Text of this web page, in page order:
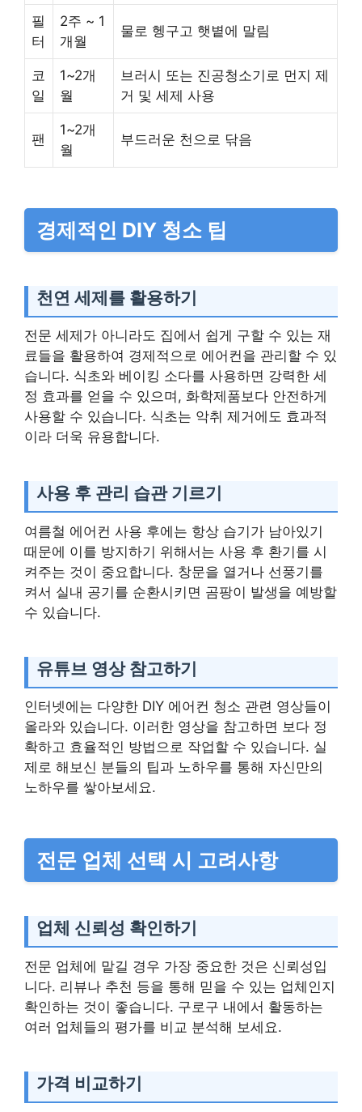
필
터
2주 ~ 1
개월
물로 헹구고 햇볕에 말림
코
일
1~2개
월
브러시 또는 진공청소기로 먼지 제
거 및 세제 사용
팬
1~2개
월
부드러운 천으로 닦음
경제적인 DIY 청소 팁
천연 세제를 활용하기
전문 세제가 아니라도 집에서 쉽게 구할 수 있는 재
료들을 활용하여 경제적으로 에어컨을 관리할 수 있
습니다. 식초와 베이킹 소다를 사용하면 강력한 세
정 효과를 얻을 수 있으며, 화학제품보다 안전하게
사용할 수 있습니다. 식초는 악취 제거에도 효과적
이라 더욱 유용합니다.
사용 후 관리 습관 기르기
여름철 에어컨 사용 후에는 항상 습기가 남아있기
때문에 이를 방지하기 위해서는 사용 후 환기를 시
켜주는 것이 중요합니다. 창문을 열거나 선풍기를
켜서 실내 공기를 순환시키면 곰팡이 발생을 예방할
수 있습니다.
유튜브 영상 참고하기
인터넷에는 다양한 DIY 에어컨 청소 관련 영상들이
올라와 있습니다. 이러한 영상을 참고하면 보다 정
확하고 효율적인 방법으로 작업할 수 있습니다. 실
제로 해보신 분들의 팁과 노하우를 통해 자신만의
노하우를 쌓아보세요.
전문 업체 선택 시 고려사항
업체 신뢰성 확인하기
전문 업체에 맡길 경우 가장 중요한 것은 신뢰성입
니다. 리뷰나 추천 등을 통해 믿을 수 있는 업체인지
확인하는 것이 좋습니다. 구로구 내에서 활동하는
여러 업체들의 평가를 비교 분석해 보세요.
가격 비교하기